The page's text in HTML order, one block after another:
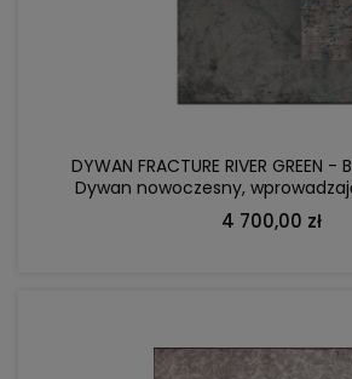
DYWAN FRACTURE RIVER GREEN -
Dywan nowoczesny,
do wnętrza
4 700,00 zł
DO KOSZYKA